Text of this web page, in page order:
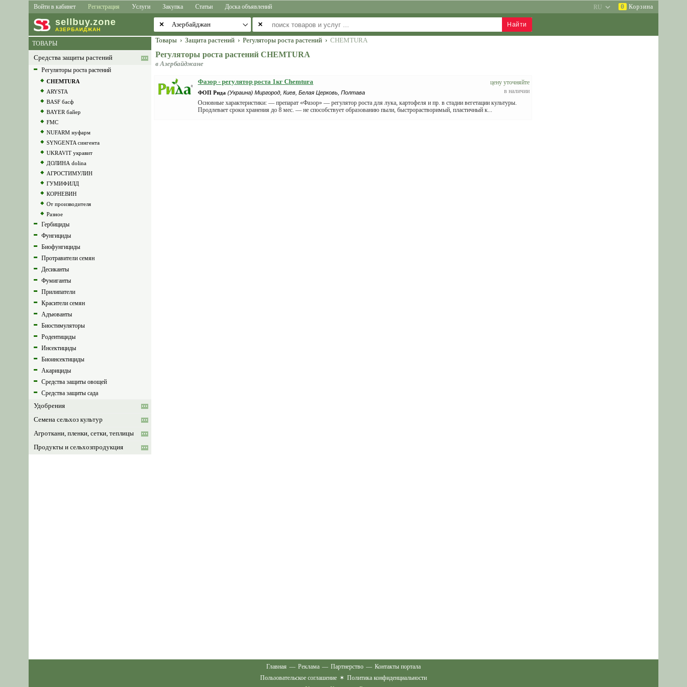
Войти в кабинет Регистрация Услуги Закупка Статьи Доска объявлений 0 Корзина
sell buy.zone
АЗЕРБАЙДЖАН
✕ ✕
ТОВАРЫ
Средства защиты растений
Регуляторы роста растений
CHEMTURA
ARYSTA
BASF басф
BAYER байер
FMC
NUFARM нуфарм
SYNGENTA сингента
UKRAVIT укравит
ДОЛИНА dolina
АГРОСТИМУЛИН
ГУМИФИЛД
КОРНЕВИН
От производителя
Разное
Гербициды
Фунгициды
Биофунгициды
Протравители семян
Десиканты
Фумиганты
Прилипатели
Красители семян
Адъюванты
Биостимуляторы
Родентициды
Инсектициды
Биоинсектициды
Акарициды
Средства защиты овощей
Средства защиты сада
Удобрения
Семена сельхоз культур
Агроткани, пленки, сетки, теплицы
Продукты и сельхозпродукция
Товары › Защита растений › Регуляторы роста растений › CHEMTURA
Регуляторы роста растений CHEMTURA
в Азербайджане
цену уточняйте
в наличии
Фазор - регулятор роста 1кг Chemtura
ФОП Рида (Украина) Миргород, Киев, Белая Церковь, Полтава
Основные характеристики: — препарат «Фазор» — регулятор роста для лука, картофеля и пр. в стадии вегетации культуры.
Продлевает сроки хранения до 8 мес. — не способствует образованию пыли, быстрорастворимый, пластичный к...
Главная — Реклама — Партнерство — Контакты портала
Пользовательское соглашение ✶ Политика конфиденциальности